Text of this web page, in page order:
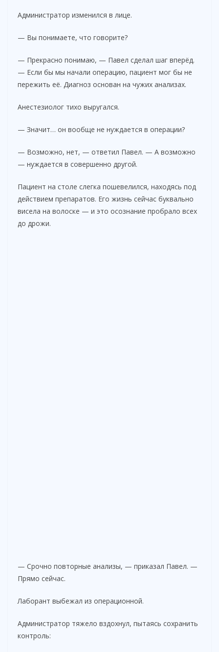
Администратор изменился в лице.
— Вы понимаете, что говорите?
— Прекрасно понимаю, — Павел сделал шаг вперёд.
— Если бы мы начали операцию, пациент мог бы не
пережить её. Диагноз основан на чужих анализах.
Анестезиолог тихо выругался.
— Значит… он вообще не нуждается в операции?
— Возможно, нет, — ответил Павел. — А возможно
— нуждается в совершенно другой.
Пациент на столе слегка пошевелился, находясь под
действием препаратов. Его жизнь сейчас буквально
висела на волоске — и это осознание пробрало всех
до дрожи.
— Срочно повторные анализы, — приказал Павел. —
Прямо сейчас.
Лаборант выбежал из операционной.
Администратор тяжело вздохнул, пытаясь сохранить
контроль: